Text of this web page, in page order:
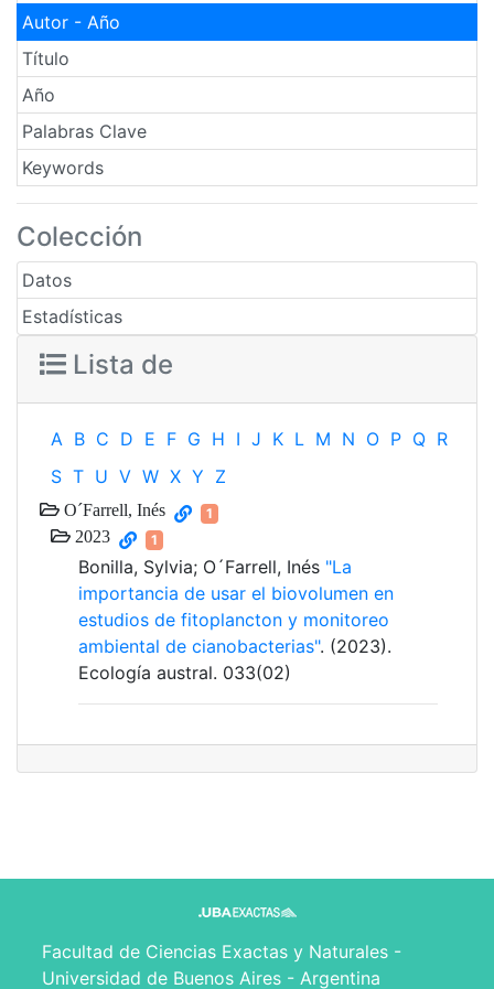
Autor - Año
Título
Año
Palabras Clave
Keywords
Colección
Datos
Estadísticas
Lista de
A B C D E F G H I J K L M N O P Q R
S T U V W X Y Z
O´Farrell, Inés 1
2023 1
Bonilla, Sylvia; O´Farrell, Inés "La
importancia de usar el biovolumen en
estudios de fitoplancton y monitoreo
ambiental de cianobacterias". (2023).
Ecología austral. 033(02)
Facultad de Ciencias Exactas y Naturales -
Universidad de Buenos Aires - Argentina